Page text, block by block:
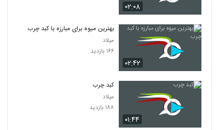
۰۲:۰۸
۰۲:۴۲
بهترین میوه برای مبارزه با کبد چرب
میلاد
۱۶۶ بازدید
۰۱:۴۴
کبد چرب
میلاد
۱۸۸ بازدید